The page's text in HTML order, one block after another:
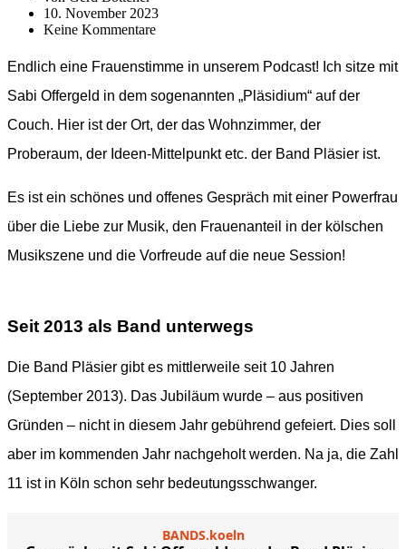
10. November 2023
Keine Kommentare
Endlich eine Frauenstimme in unserem Podcast! Ich sitze mit
Sabi Offergeld in dem sogenannten „Pläsidium“ auf der
Couch. Hier ist der Ort, der das Wohnzimmer, der
Proberaum, der Ideen-Mittelpunkt etc. der Band Pläsier ist.
Es ist ein schönes und offenes Gespräch mit einer Powerfrau
über die Liebe zur Musik, den Frauenanteil in der kölschen
Musikszene und die Vorfreude auf die neue Session!
Seit 2013 als Band unterwegs
Die Band Pläsier gibt es mittlerweile seit 10 Jahren
(September 2013). Das Jubiläum wurde – aus positiven
Gründen – nicht in diesem Jahr gebührend gefeiert. Dies soll
aber im kommenden Jahr nachgeholt werden. Na ja, die Zahl
11 ist in Köln schon sehr bedeutungsschwanger.